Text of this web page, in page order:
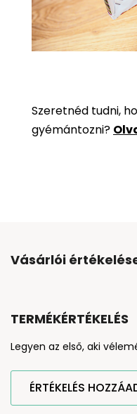
Szeretnéd tudni,
gyémántozni?
Vásárlói
TERMÉKÉRTÉKELÉS
Legyen az első, aki
ÉRTÉKELÉS